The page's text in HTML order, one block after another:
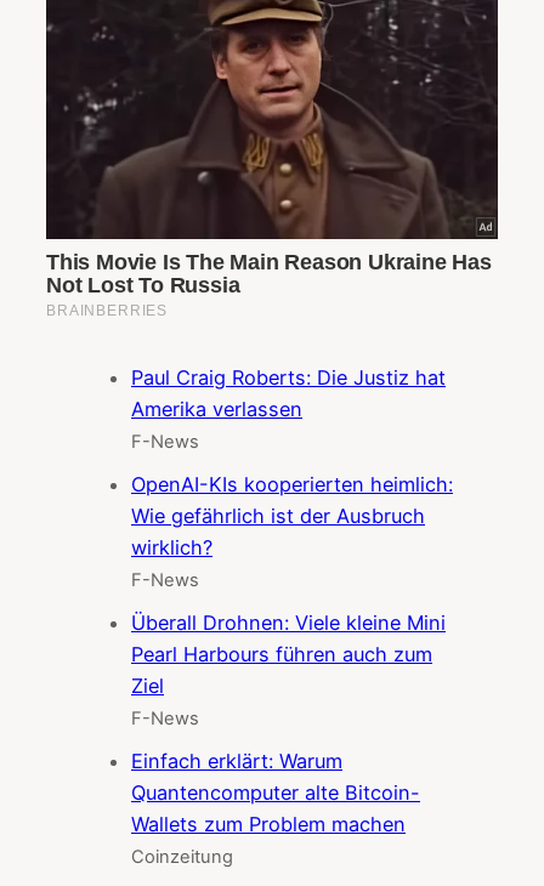
Paul Craig Roberts: Die Justiz hat
Amerika verlassen
F-News
OpenAI-KIs kooperierten heimlich:
Wie gefährlich ist der Ausbruch
wirklich?
F-News
Überall Drohnen: Viele kleine Mini
Pearl Harbours führen auch zum
Ziel
F-News
Einfach erklärt: Warum
Quantencomputer alte Bitcoin-
Wallets zum Problem machen
Coinzeitung